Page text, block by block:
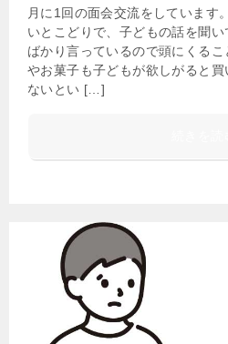
月に1回の面会交流をしています
いとこどりで、子どもの話を聞
ばかり言っているので頭にくる
やお菓子も子どもが欲しがると
ないとい […]